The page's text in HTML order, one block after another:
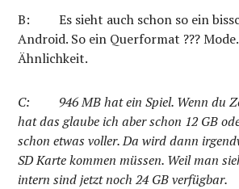
B:
Es sieht auch schon so ein
Android. So ein Querformat ???
Ähnlichkeit.
C:
946 MB hat ein Spiel. Wenn du
hat das glaube ich aber schon 12 GB
schon etwas voller. Da wird dann
SD Karte kommen müssen. Weil man
intern sind jetzt noch 24 GB verfügbar.